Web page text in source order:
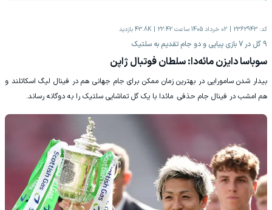
کد: 2362943 02 خرداد 1405 ساعت 22:42 43.8K بازدید
9 گل در 7 بازی پیاپی و دو جام تقدیم به سلتیک
سوباسا دایزن مائه‌دا: سلطان فوتبال ژاپن
‫بیدار شدن سامورایی در بهترین زمان ممکن برای جام جهانی هم در فینال لیگ اسکاتلند و
هم امشب در فینال جام حذفی. مائدا با یک گل تماشایی سلتیک را به دوگانه رساند.